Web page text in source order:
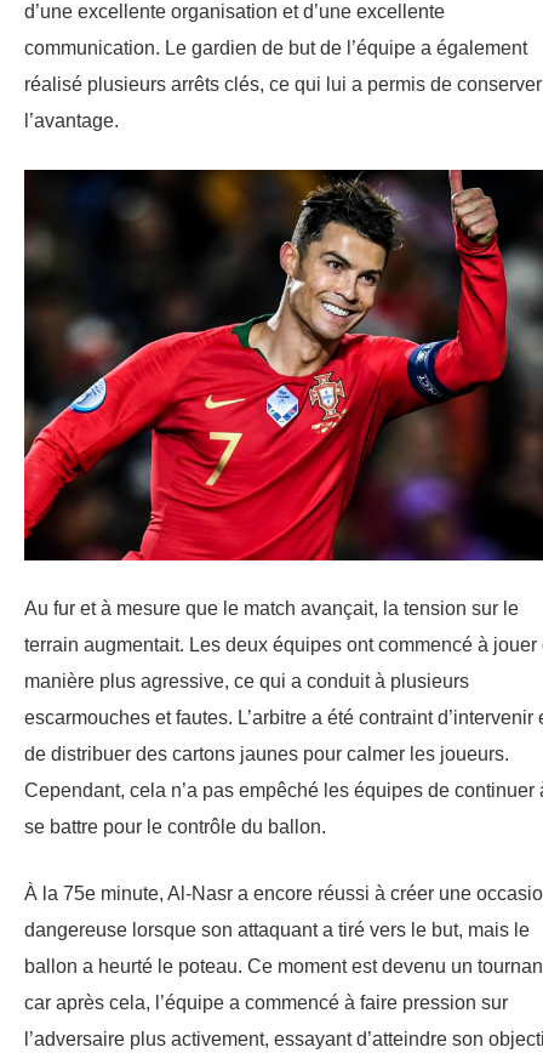
d’une excellente organisation et d’une excellente
communication. Le gardien de but de l’équipe a également
réalisé plusieurs arrêts clés, ce qui lui a permis de conserver
l’avantage.
Au fur et à mesure que le match avançait, la tension sur le
terrain augmentait. Les deux équipes ont commencé à jouer
manière plus agressive, ce qui a conduit à plusieurs
escarmouches et fautes. L’arbitre a été contraint d’intervenir
de distribuer des cartons jaunes pour calmer les joueurs.
Cependant, cela n’a pas empêché les équipes de continuer
se battre pour le contrôle du ballon.
À la 75e minute, Al-Nasr a encore réussi à créer une
dangereuse lorsque son attaquant a tiré vers le but, mais le
ballon a heurté le poteau. Ce moment est devenu un
car après cela, l’équipe a commencé à faire pression sur
l’adversaire plus activement, essayant d’atteindre son